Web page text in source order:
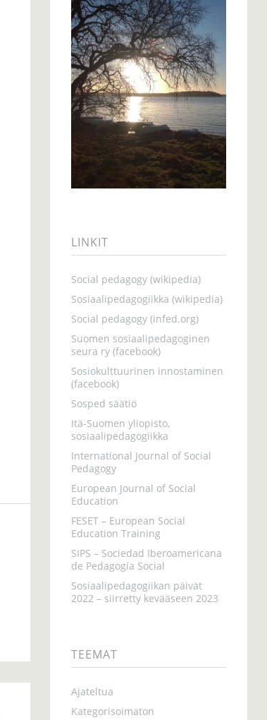
LINKIT
Social pedagogy (wikipedia)
Sosiaalipedagogiikka (wikipedia)
Social pedagogy (infed.org)
Suomen sosiaalipedagoginen
seura ry (facebook)
Sosiokulttuurinen innostaminen
(facebook)
Sosped säätiö
Itä-Suomen yliopisto,
sosiaalipedagogiikka
International Journal of Social
Pedagogy
European Journal of Social
Education
FESET – European Social
Education Training
SIPS – Sociedad Iberoamericana
de Pedagogía Social
Sosiaalipedagogiikan päivät
2022 – siirretty kevääseen 2023
TEEMAT
Ajateltua
Kategorisoimaton